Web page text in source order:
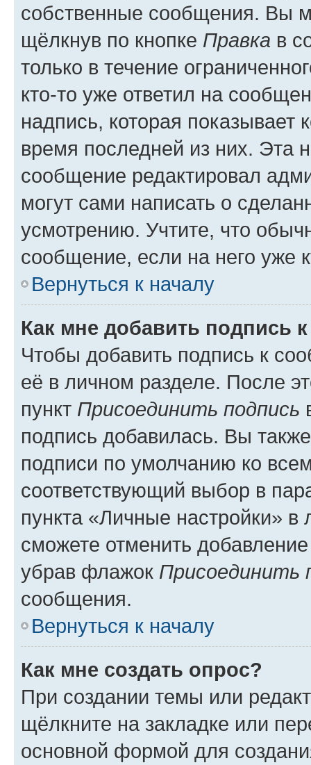
собственные сообщения. Вы
щёлкнув по кнопке Правка в
только в течение
кто-то уже ответил на
надпись, которая показывает
время последней из них. Эта
сообщение редактировал
могут сами написать о
усмотрению. Учтите, что
сообщение, если на него уже
Вернуться к началу
Как мне добавить подпись
Чтобы добавить подпись к
её в личном разделе. После
пункт Присоединить подпись
подпись добавилась. Вы
подписи по умолчанию ко
соответствующий выбор в
пункта «Личные настройки»
сможете отменить
убрав флажок Присоединить
сообщения.
Вернуться к началу
Как мне создать опрос?
При создании темы или
щёлкните на закладке или
основной формой для